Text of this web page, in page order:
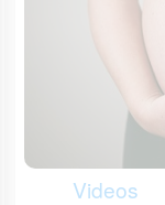
Videos